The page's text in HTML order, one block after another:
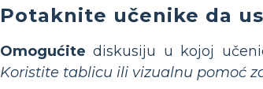
Potaknite učenike da
Omogućite diskusiju u kojoj
Koristite tablicu ili vizualnu pomoć